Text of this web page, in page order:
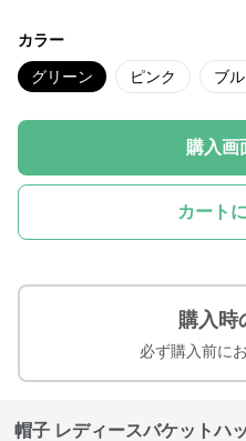
カラー
グリーン ピンク ブ
購入画
カート
購入時
必ず購入前に
帽子 レディースバケットハ